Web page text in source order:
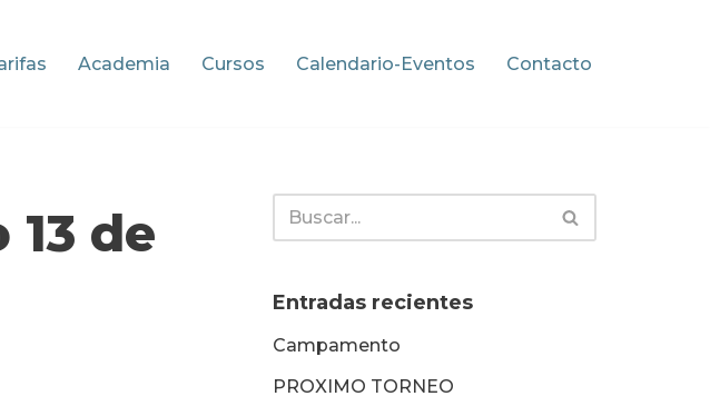
Academia Cursos Calendario-Eventos Contacto
de
Entradas recientes
Campamento
PROXIMO TORNEO